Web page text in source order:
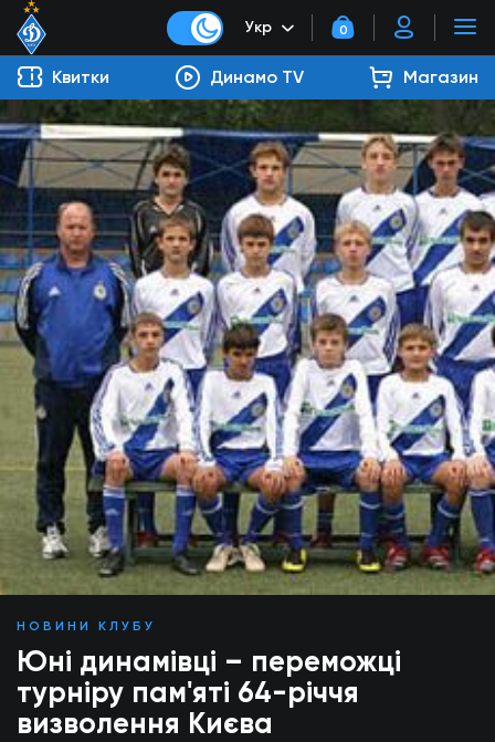
Укр 0
Квитки Динамо TV Магазин
НОВИНИ КЛУБУ
Юні динамівці – переможці
турніру пам'яті 64-річчя
визволення Києва